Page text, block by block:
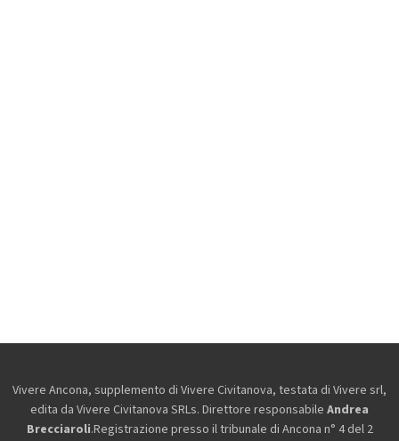
Vivere Ancona, supplemento di Vivere Civitanova, testata di Vivere srl,
edita da Vivere Civitanova SRLs. Direttore responsabile Andrea
Brecciaroli.Registrazione presso il tribunale di Ancona n° 4 del 2